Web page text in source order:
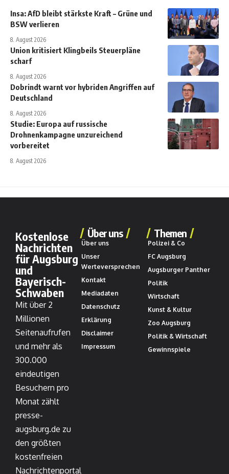
Insa: AfD bleibt stärkste Kraft – Grüne und
BSW verlieren
8. August 2026
Union kritisiert Klingbeils Steuerpläne
scharf
8. August 2026
Dobrindt warnt vor hybriden Angriffen auf
Deutschland
8. August 2026
Studie: Europa auf russische
Drohnenkampagne unzureichend
vorbereitet
8. August 2026
Kostenlose
Nachrichten
für Augsburg
und
Bayerisch-
Schwaben
Mit über 2
Millionen
Seitenaufrufen
und mehr als
300.000
eindeutigen
Besuchern pro
Monat zählt
presse-
augsburg.de zu
den größten
kostenfreien
Nachrichtenportal
Über uns
Über uns
Unser
Werteversprechen
Kontakt
Mediadaten
Datenschutz
Erklärung
Disclaimer
Impressum
Themen
Polizei & Co
FC Augsburg
Augsburger Panther
Politik
Wirtschaft
Kunst & Kultur
Zoo Augsburg
Politik & Wirtschaft
Gewinnspiele